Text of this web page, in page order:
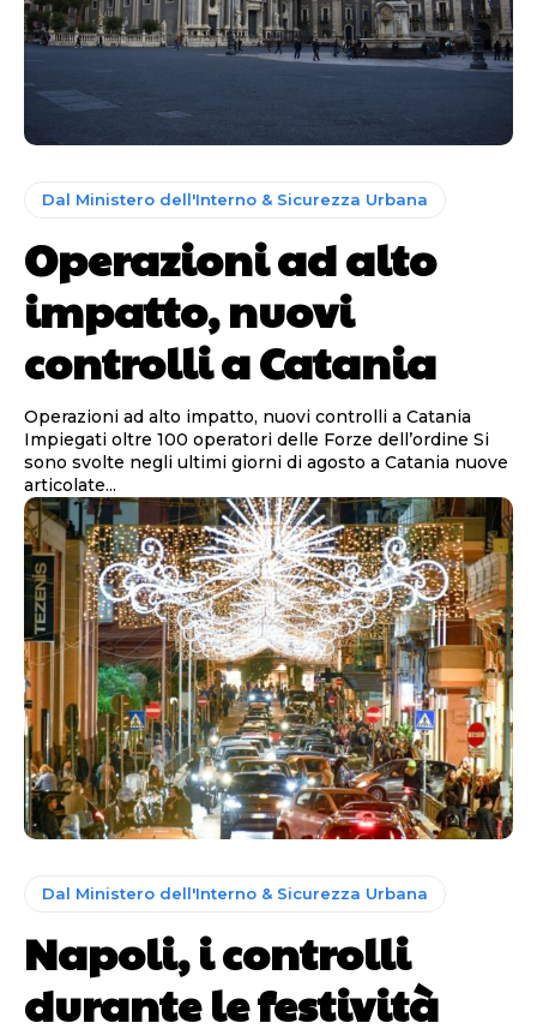
Dal Ministero dell'Interno & Sicurezza Urbana
Operazioni ad alto
impatto, nuovi
controlli a Catania
Operazioni ad alto impatto, nuovi controlli a Catania
Impiegati oltre 100 operatori delle Forze dell’ordine Si
sono svolte negli ultimi giorni di agosto a Catania nuove
articolate...
Dal Ministero dell'Interno & Sicurezza Urbana
Napoli, i controlli
durante le festività